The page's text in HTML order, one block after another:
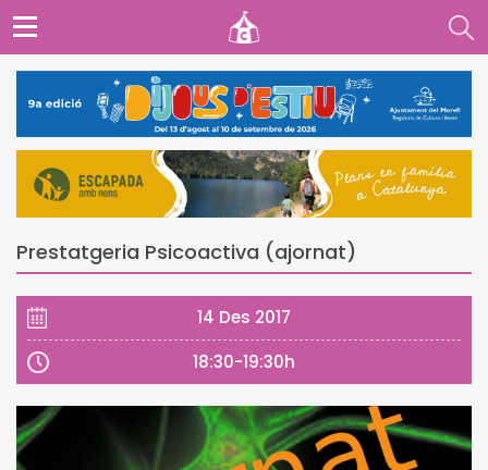
Prestatgeria Psicoactiva (ajornat)
14 Des 2017
18:30-19:30h